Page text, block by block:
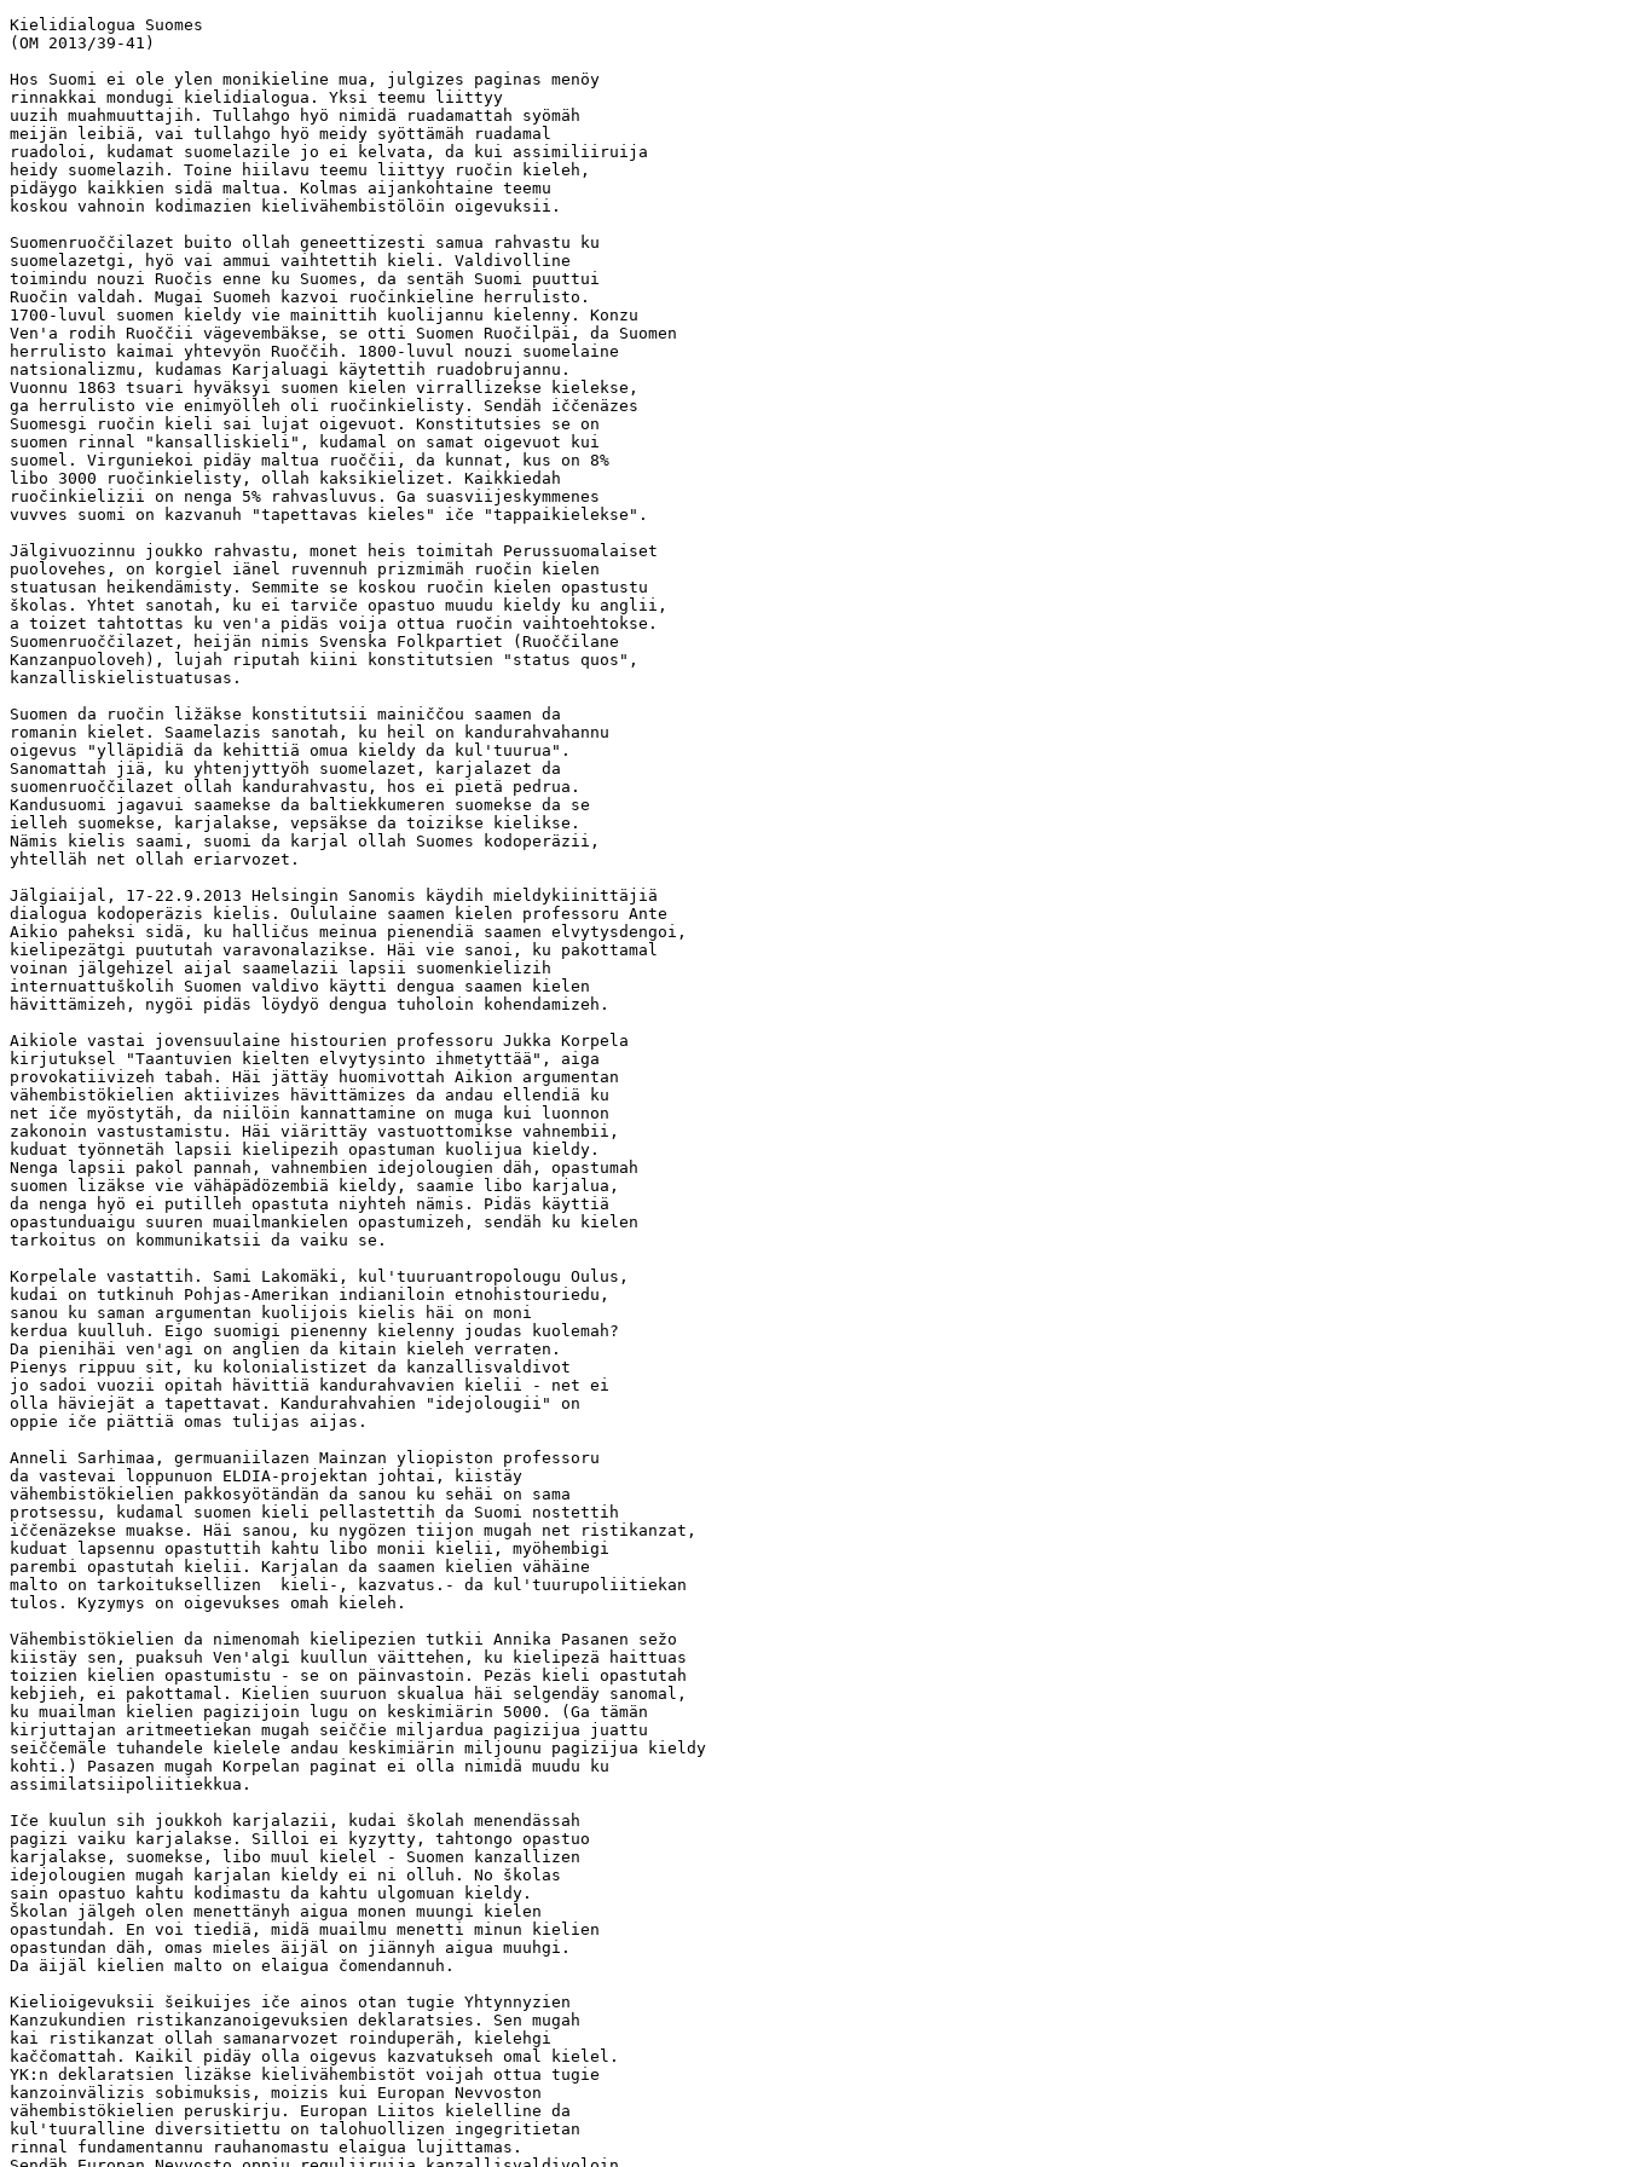
Kielidialogua Suomes
(OM 2013/39-41)
Hos Suomi ei ole ylen monikieline mua, julgizes paginas menöy
rinnakkai mondugi kielidialogua. Yksi teemu liittyy
uuzih muahmuuttajih. Tullahgo hyö nimidä ruadamattah syömäh
meijän leibiä, vai tullahgo hyö meidy syöttämäh ruadamal
ruadoloi, kudamat suomelazile jo ei kelvata, da kui assimiliiruija
heidy suomelazih. Toine hiilavu teemu liittyy ruočin kieleh,
pidäygo kaikkien sidä maltua. Kolmas aijankohtaine teemu
koskou vahnoin kodimazien kielivähembistölöin oigevuksii.
Suomenruoččilazet buito ollah geneettizesti samua rahvastu ku
suomelazetgi, hyö vai ammui vaihtettih kieli. Valdivolline
toimindu nouzi Ruočis enne ku Suomes, da sentäh Suomi puuttui
Ruočin valdah. Mugai Suomeh kazvoi ruočinkieline herrulisto.
1700-luvul suomen kieldy vie mainittih kuolijannu kielenny. Konzu
Ven'a rodih Ruoččii vägevembäkse, se otti Suomen Ruočilpäi, da Suomen
herrulisto kaimai yhtevyön Ruoččih. 1800-luvul nouzi suomelaine
natsionalizmu, kudamas Karjaluagi käytettih ruadobrujannu.
Vuonnu 1863 tsuari hyväksyi suomen kielen virrallizekse kielekse,
ga herrulisto vie enimyölleh oli ruočinkielisty. Sendäh iččenäzes
Suomesgi ruočin kieli sai lujat oigevuot. Konstitutsies se on
suomen rinnal "kansalliskieli", kudamal on samat oigevuot kui
suomel. Virguniekoi pidäy maltua ruoččii, da kunnat, kus on 8%
libo 3000 ruočinkielisty, ollah kaksikielizet. Kaikkiedah
ruočinkielizii on nenga 5% rahvasluvus. Ga suasviijeskymmenes
vuvves suomi on kazvanuh "tapettavas kieles" iče "tappaikielekse".
Jälgivuozinnu joukko rahvastu, monet heis toimitah Perussuomalaiset
puolovehes, on korgiel iänel ruvennuh prizmimäh ruočin kielen
stuatusan heikendämisty. Semmite se koskou ruočin kielen opastustu
školas. Yhtet sanotah, ku ei tarviče opastuo muudu kieldy ku anglii,
a toizet tahtottas ku ven'a pidäs voija ottua ruočin vaihtoehtokse.
Suomenruoččilazet, heijän nimis Svenska Folkpartiet (Ruoččilane
Kanzanpuoloveh), lujah riputah kiini konstitutsien "status quos",
kanzalliskielistuatusas.
Suomen da ruočin ližäkse konstitutsii mainiččou saamen da
romanin kielet. Saamelazis sanotah, ku heil on kandurahvahannu
oigevus "ylläpidiä da kehittiä omua kieldy da kul'tuurua".
Sanomattah jiä, ku yhtenjyttyöh suomelazet, karjalazet da
suomenruoččilazet ollah kandurahvastu, hos ei pietä pedrua.
Kandusuomi jagavui saamekse da baltiekkumeren suomekse da se
ielleh suomekse, karjalakse, vepsäkse da toizikse kielikse.
Nämis kielis saami, suomi da karjal ollah Suomes kodoperäzii,
yhtelläh net ollah eriarvozet.
Jälgiaijal, 17-22.9.2013 Helsingin Sanomis käydih mieldykiinittäjiä
dialogua kodoperäzis kielis. Oululaine saamen kielen professoru Ante
Aikio paheksi sidä, ku halličus meinua pienendiä saamen elvytysdengoi,
kielipezätgi puututah varavonalazikse. Häi vie sanoi, ku pakottamal
voinan jälgehizel aijal saamelazii lapsii suomenkielizih
internuattuškolih Suomen valdivo käytti dengua saamen kielen
hävittämizeh, nygöi pidäs löydyö dengua tuholoin kohendamizeh.
Aikiole vastai jovensuulaine histourien professoru Jukka Korpela
kirjutuksel "Taantuvien kielten elvytysinto ihmetyttää", aiga
provokatiivizeh tabah. Häi jättäy huomivottah Aikion argumentan
vähembistökielien aktiivizes hävittämizes da andau ellendiä ku
net iče myöstytäh, da niilöin kannattamine on muga kui luonnon
zakonoin vastustamistu. Häi viärittäy vastuottomikse vahnembii,
kuduat työnnetäh lapsii kielipezih opastuman kuolijua kieldy.
Nenga lapsii pakol pannah, vahnembien idejolougien däh, opastumah
suomen lizäkse vie vähäpädözembiä kieldy, saamie libo karjalua,
da nenga hyö ei putilleh opastuta niyhteh nämis. Pidäs käyttiä
opastunduaigu suuren muailmankielen opastumizeh, sendäh ku kielen
tarkoitus on kommunikatsii da vaiku se.
Korpelale vastattih. Sami Lakomäki, kul'tuuruantropolougu Oulus,
kudai on tutkinuh Pohjas-Amerikan indianiloin etnohistouriedu,
sanou ku saman argumentan kuolijois kielis häi on moni
kerdua kuulluh. Eigo suomigi pienenny kielenny joudas kuolemah?
Da pienihäi ven'agi on anglien da kitain kieleh verraten.
Pienys rippuu sit, ku kolonialistizet da kanzallisvaldivot
jo sadoi vuozii opitah hävittiä kandurahvavien kielii - net ei
olla häviejät a tapettavat. Kandurahvahien "idejolougii" on
oppie iče piättiä omas tulijas aijas.
Anneli Sarhimaa, germuaniilazen Mainzan yliopiston professoru
da vastevai loppunuon ELDIA-projektan johtai, kiistäy
vähembistökielien pakkosyötändän da sanou ku sehäi on sama
protsessu, kudamal suomen kieli pellastettih da Suomi nostettih
iččenäzekse muakse. Häi sanou, ku nygözen tiijon mugah net ristikanzat,
kuduat lapsennu opastuttih kahtu libo monii kielii, myöhembigi
parembi opastutah kielii. Karjalan da saamen kielien vähäine
malto on tarkoituksellizen  kieli-, kazvatus.- da kul'tuurupoliitiekan
tulos. Kyzymys on oigevukses omah kieleh.
Vähembistökielien da nimenomah kielipezien tutkii Annika Pasanen sežo
kiistäy sen, puaksuh Ven'algi kuullun väittehen, ku kielipezä haittuas
toizien kielien opastumistu - se on päinvastoin. Pezäs kieli opastutah
kebjieh, ei pakottamal. Kielien suuruon skualua häi selgendäy sanomal,
ku muailman kielien pagizijoin lugu on keskimiärin 5000. (Ga tämän
kirjuttajan aritmeetiekan mugah seiččie miljardua pagizijua juattu
seiččemäle tuhandele kielele andau keskimiärin miljounu pagizijua kieldy
kohti.) Pasazen mugah Korpelan paginat ei olla nimidä muudu ku
assimilatsiipoliitiekkua.
Iče kuulun sih joukkoh karjalazii, kudai školah menendässah
pagizi vaiku karjalakse. Silloi ei kyzytty, tahtongo opastuo
karjalakse, suomekse, libo muul kielel - Suomen kanzallizen
idejolougien mugah karjalan kieldy ei ni olluh. No školas
sain opastuo kahtu kodimastu da kahtu ulgomuan kieldy.
Školan jälgeh olen menettänyh aigua monen muungi kielen
opastundah. En voi tiediä, midä muailmu menetti minun kielien
opastundan däh, omas mieles äijäl on jiännyh aigua muuhgi.
Da äijäl kielien malto on elaigua čomendannuh.
Kielioigevuksii šeikuijes iče ainos otan tugie Yhtynnyzien
Kanzukundien ristikanzanoigevuksien deklaratsies. Sen mugah
kai ristikanzat ollah samanarvozet roinduperäh, kielehgi
kaččomattah. Kaikil pidäy olla oigevus kazvatukseh omal kielel.
YK:n deklaratsien lizäkse kielivähembistöt voijah ottua tugie
kanzoinvälizis sobimuksis, moizis kui Europan Nevvoston
vähembistökielien peruskirju. Europan Liitos kielelline da
kul'tuuralline diversitiettu on talohuollizen ingegritietan
rinnal fundamentannu rauhanomastu elaigua lujittamas.